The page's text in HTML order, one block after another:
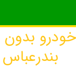
بدون
بندرعباس